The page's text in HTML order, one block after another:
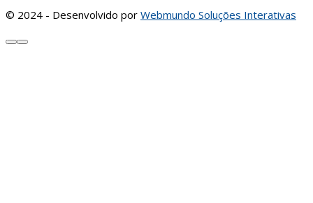
© 2024 - Desenvolvido por Webmundo Soluções Interativas